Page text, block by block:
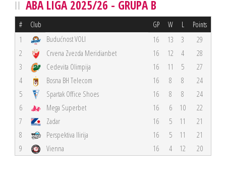
ABA LIGA 2025/26 - GRUPA B
# Club GP W L Points
1 Budućnost VOLI 16 13 3
29
2
Crvena Zvezda Meridianbet 16 12 4
28
3
Cedevita Olimpija 16 11 5
27
4
Bosna BH Telecom 16 8 8
24
5
Spartak Office Shoes 16 8 8
24
6
Mega Superbet 16 6 10
22
7
Zadar 16 5 11
21
8
Perspektiva Ilirija 16 5 11
21
9
Vienna 16 4 12 20